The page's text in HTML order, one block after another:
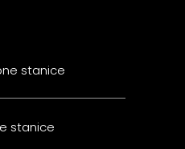
stanice
stanice